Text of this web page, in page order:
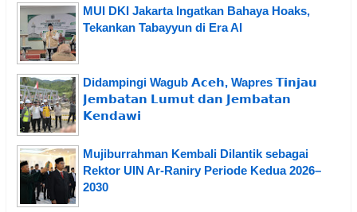
MUI DKI Jakarta Ingatkan Bahaya Hoaks,
Tekankan Tabayyun di Era AI
Didampingi Wagub 𝗔𝗰𝗲𝗵, Wapres 𝗧𝗶𝗻𝗷𝗮𝘂
𝗝𝗲𝗺𝗯𝗮𝘁𝗮𝗻 𝗟𝘂𝗺𝘂𝘁 𝗱𝗮𝗻 𝗝𝗲𝗺𝗯𝗮𝘁𝗮𝗻
𝗞𝗲𝗻𝗱𝗮𝘄𝗶
Mujiburrahman Kembali Dilantik sebagai
Rektor UIN Ar-Raniry Periode Kedua 2026–
2030